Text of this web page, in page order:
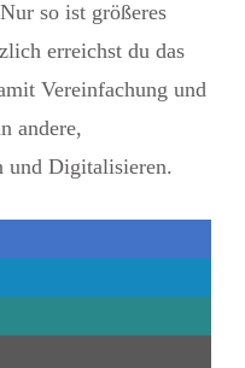
so ist größeres
erreichst du das
Vereinfachung und
andere,
und Digitalisieren.